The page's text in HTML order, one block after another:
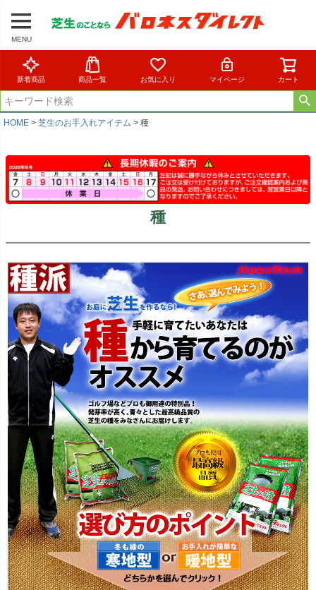
MENU
新着商品 商品一覧 お気に入り マイページ カート
HOME 芝生のお手入れアイテム 種
種